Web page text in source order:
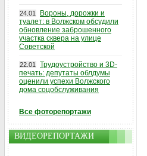
24.01
Вороны, дорожки и
туалет: в Волжском обсудили
обновление заброшенного
участка сквера на улице
Советской
22.01
Трудоустройство и 3D-
печать: депутаты облдумы
оценили успехи Волжского
дома соцобслуживания
Все фоторепортажи
ВИДЕОРЕПОРТАЖИ